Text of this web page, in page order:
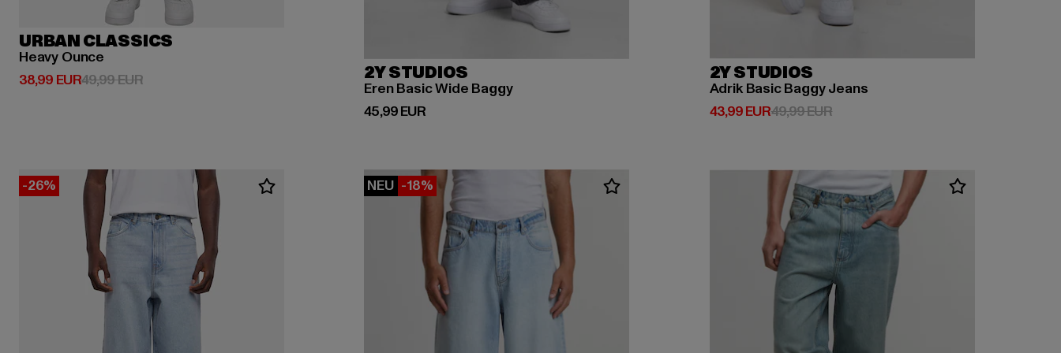
URBAN CLASSICS
Heavy Ounce
38,99 EUR
Derzeitiger Preis: 38,99 EUR
49,99 EURAktionspreis: 49,99 EUR 2Y STUDIOS
Eren Basic Wide Baggy
45,99 EUR
Derzeitiger Preis: 45,99 EUR
2Y STUDIOS
Adrik Basic Baggy Jeans
43,99 EUR
Derzeitiger Preis: 43,99 EUR
49,99 EURAktionspreis: 49,99 EUR
-26% NEU -18%